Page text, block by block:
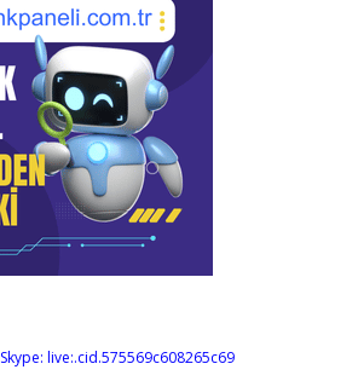
Skype: live:.cid.575569c608265c69